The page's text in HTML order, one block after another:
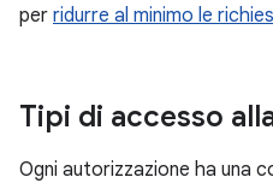
per ridurre al minimo le
Tipi di accesso
Ogni autorizzazione ha una